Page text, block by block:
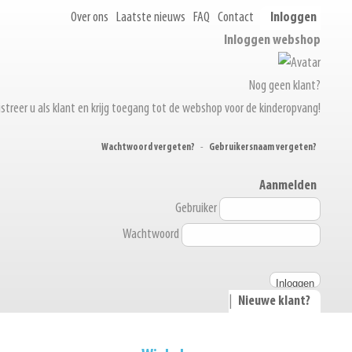
Over ons Laatste nieuws FAQ Contact
Inloggen
Inloggen webshop
Nog geen klant?
u als klant en krijg toegang tot de webshop voor de kinderopvang!
Wachtwoord vergeten? - Gebruikersnaam vergeten?
Aanmelden
Gebruiker
Wachtwoord
Nieuwe klant?